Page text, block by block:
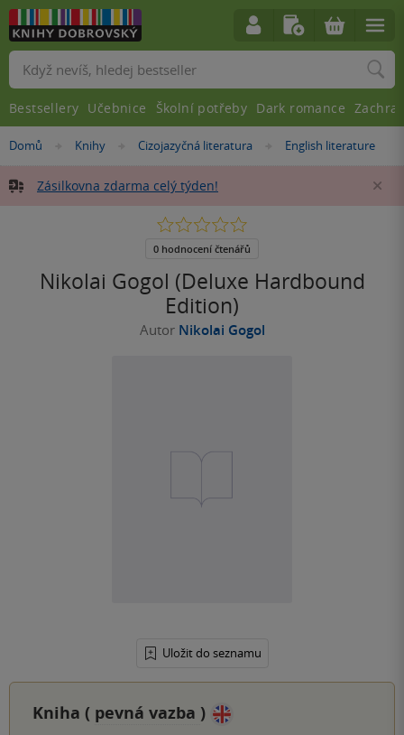
Nacházíte
zde:
Domů »
Knihy »
Cizojazyčná literatura »
English literature
Zásilkovna zdarma celý týden!
Nikolai Gogol (Deluxe Hardbound
Edition)
Autor Nikolai Gogol
Uložit do seznamu
0.0
5
0 hodnocení čtenářů
Kniha ( pevná vazba )
Vyhledávání
Bestsellery Učebnice Školní potřeby Dark romance